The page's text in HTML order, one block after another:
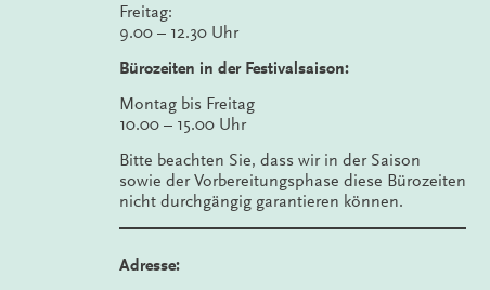
Freitag:
9.00 – 12.30 Uhr
Bürozeiten in der Festivalsaison:
Montag bis Freitag
10.00 – 15.00 Uhr
Bitte beachten Sie, dass wir in der Saison
sowie der Vorbereitungsphase diese Bürozeiten
nicht durchgängig garantieren können.
Adresse: